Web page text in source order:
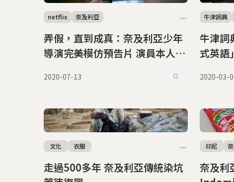
弄假，直到成真：奈及利亞少年
導演完美模仿預告片 演員本人也
netflix 奈及利亞
2020-07-13
牛津詞
式英語」
牛津詞典
2020-03-
走過500多年 奈及利亞傳統染坑
文化 衣服
奈及利
印尼